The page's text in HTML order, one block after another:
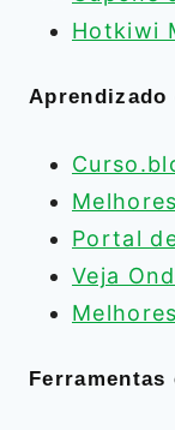
Hotkiwi
Aprendizado
Portal
Veja
Ferramentas